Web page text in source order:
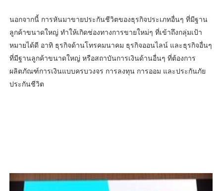
นอกจากนี้ การหันมาขายประกันชีวิตของธุรกิจประเภทอื่นๆ ที่มีฐาน
ลูกค้าขนาดใหญ่ ทำให้เกิดช่องทางการขายใหม่ๆ ที่เข้าถึงกลุ่มเป้า
หมายได้ดี อาทิ ธุรกิจด้านโทรคมนาคม ธุรกิจออนไลน์ และธุรกิจอื่นๆ
ที่มีฐานลูกค้าขนาดใหญ่ หรือสถาบันการเงินด้านอื่นๆ ที่ต้องการ
ผลิตภัณฑ์การเงินแบบครบวงจร การลงทุน การออม และประกันภัย
ประกันชีวิต